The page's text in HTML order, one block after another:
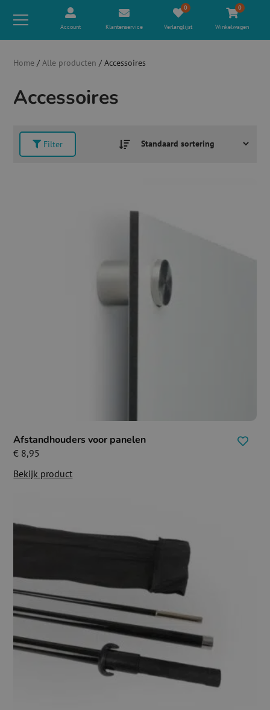
Account Klantenservice
0
Verlanglijst
0
Winkelwagen
Home / Alle producten / Accessoires
Accessoires
Filter
Afstandhouders voor panelen
€ 8,95
Bekijk product